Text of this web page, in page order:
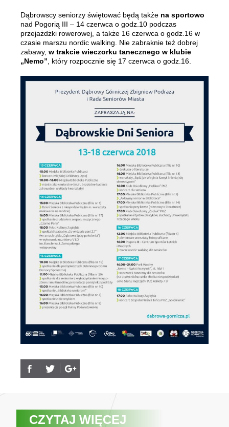
Dąbrowscy seniorzy świętować będą także na sportowo
nad Pogorią III – 14 czerwca o godz.10 podczas
przejażdżki rowerowej, a także 16 czerwca o godz.16 w
czasie marszu nordic walking. Nie zabraknie też dobrej
zabawy, w trakcie wieczorku tanecznego w klubie
„Nemo” , który rozpocznie się 17 czerwca o godz.16.
CZYTAJ WIĘCEJ